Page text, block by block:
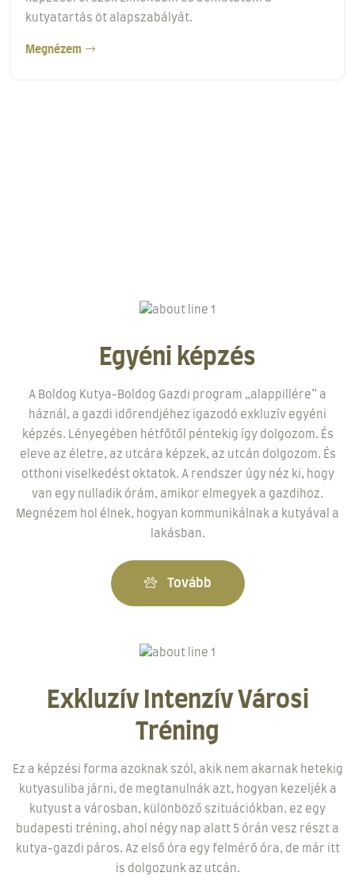
Megnézem
Egyéni képzés
A Boldog Kutya-Boldog Gazdi program „alappillére” a
háznál, a gazdi időrendjéhez igazodó exkluzív egyéni
képzés. Lényegében hétfőtől péntekig így dolgozom. És
eleve az életre, az utcára képzek, az utcán dolgozom. És
otthoni viselkedést oktatok. A rendszer úgy néz ki, hogy
van egy nulladik órám, amikor elmegyek a gazdihoz.
Megnézem hol élnek, hogyan kommunikálnak a kutyával a
lakásban.
Tovább
Exkluzív Intenzív Városi
Tréning
Ez a képzési forma azoknak szól, akik nem akarnak hetekig
kutyasuliba járni, de megtanulnák azt, hogyan kezeljék a
kutyust a városban, különböző szituációkban. ez egy
budapesti tréning, ahol négy nap alatt 5 órán vesz részt a
kutya-gazdi páros. Az első óra egy felmérő óra, de már itt
is dolgozunk az utcán.